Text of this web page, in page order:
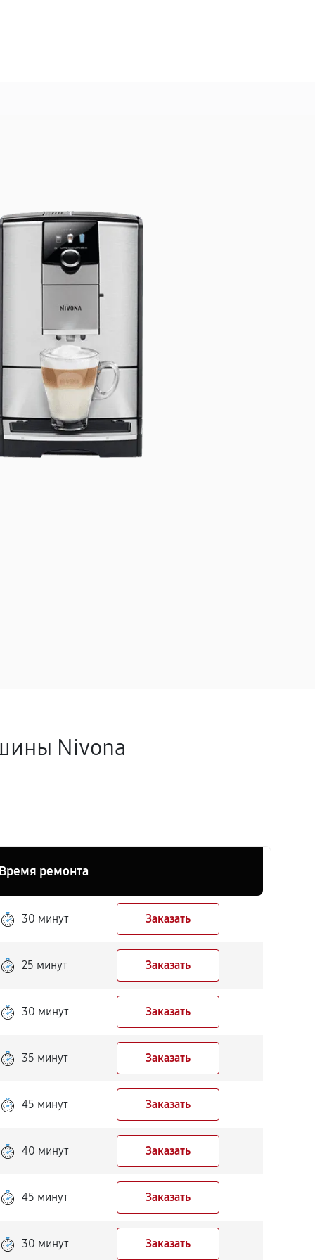
Nivona
Время ремонта
30 минут Заказать
25 минут Заказать
30 минут Заказать
35 минут Заказать
45 минут Заказать
40 минут Заказать
45 минут Заказать
30 минут Заказать